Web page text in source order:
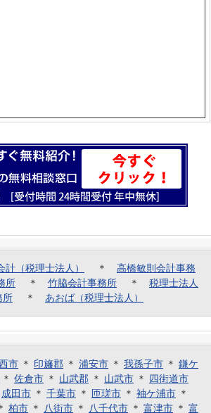
計（税理士法人） ＊ 高橋敏則会計事務
所 ＊ 竹脇会計事務所 ＊ 税理士法人
所 ＊ あおば（税理士法人）
市 ＊ 印旛郡 ＊ 浦安市 ＊ 我孫子市 ＊ 鎌ケ
＊ 佐倉市 ＊ 山武郡 ＊ 山武市 ＊ 四街道市
成田市 ＊ 千葉市 ＊ 匝瑳市 ＊ 袖ケ浦市 ＊
柏市 ＊ 八街市 ＊ 八千代市 ＊ 富津市 ＊ 富